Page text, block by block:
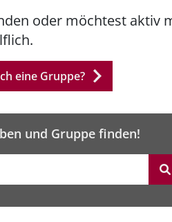
oder möchtest aktiv
eine Gruppe?
und Gruppe finden!